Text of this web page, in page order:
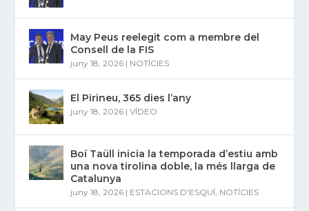
May Peus reelegit com a membre del
Consell de la FIS
juny 18, 2026 | NOTÍCIES
El Pirineu, 365 dies l’any
juny 18, 2026 |VÍDEO
Boí Taüll inicia la temporada d’estiu amb
una nova tirolina doble, la més llarga de
Catalunya
juny 18, 2026 | ESTACIONS D'ESQUÍ NOTÍCIES